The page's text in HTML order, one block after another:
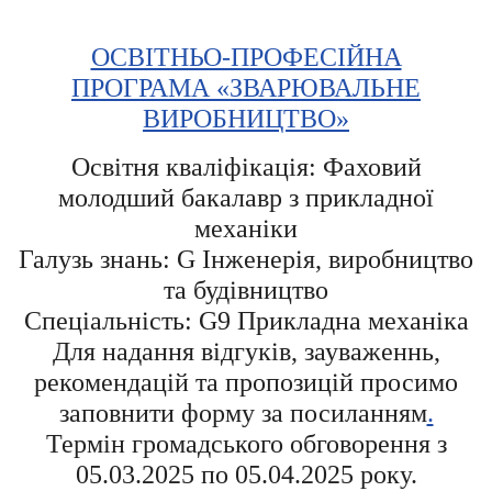
ОСВІТНЬО-ПРОФЕСІЙНА
ПРОГРАМА «ЗВАРЮВАЛЬНЕ
ВИРОБНИЦТВО»
Освітня кваліфікація: Фаховий
молодший бакалавр з прикладної
механіки
Галузь знань: G Інженерія, виробництво
та будівництво
Спеціальність: G9 Прикладна механіка
Для надання відгуків, зауваженнь,
рекомендацій та пропозицій просимо
заповнити форму за посиланням.
Термін громадського обговорення з
05.03.2025 по 05.04.2025 року.